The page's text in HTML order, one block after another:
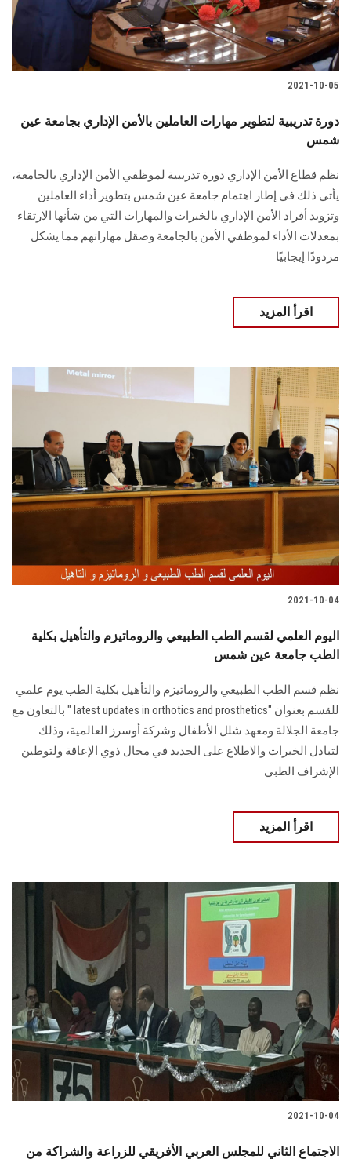
2021-10-05
دورة تدريبية لتطوير مهارات العاملين بالأمن الإداري بجامعة عين
شمس
نظم قطاع الأمن الإداري دورة تدريبية لموظفي الأمن الإداري بالجامعة،
يأتي ذلك في إطار اهتمام جامعة عين شمس بتطوير أداء العاملين
وتزويد أفراد الأمن الإداري بالخبرات والمهارات التي من شأنها الارتقاء
بمعدلات الأداء لموظفي الأمن بالجامعة وصقل مهاراتهم مما يشكل
مردودًا إيجابيًا
اقرأ المزيد
2021-10-04
اليوم العلمي لقسم الطب الطبيعي والروماتيزم والتأهيل بكلية
الطب جامعة عين شمس
نظم قسم الطب الطبيعي والروماتيزم والتأهيل بكلية الطب يوم علمي
للقسم بعنوان "latest updates in orthotics and prosthetics " بالتعاون مع
جامعة الجلالة ومعهد شلل الأطفال وشركة أوسرز العالمية، وذلك
لتبادل الخبرات والاطلاع على الجديد في مجال ذوي الإعاقة ولتوطين
الإشراف الطبي
اقرأ المزيد
2021-10-04
الاجتماع الثاني للمجلس العربي الأفريقي للزراعة والشراكة من